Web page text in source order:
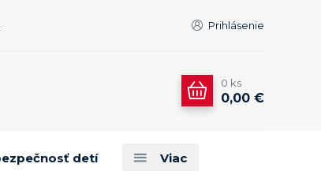
Prihlásenie
0 ks
0,00 €
detí Viac